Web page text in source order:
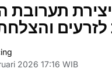
יצירת
2026 17:16 WIB